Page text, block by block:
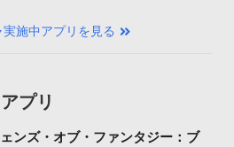
施中アプリを見る
プリ
ンズ・オブ・ファンタジー：ブ